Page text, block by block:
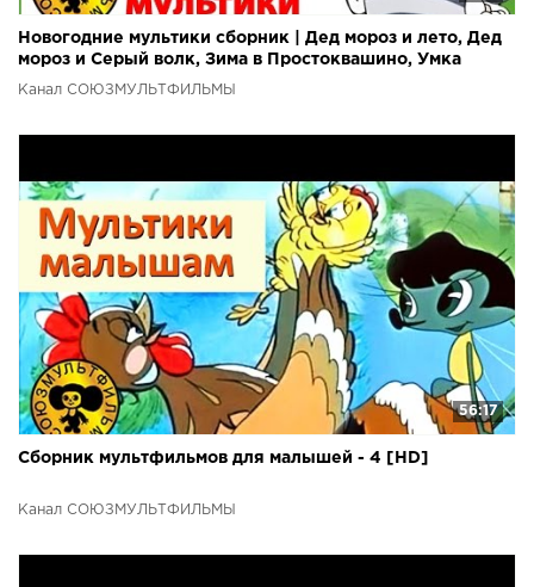
Новогодние мультики сборник | Дед мороз и лето, Дед
мороз и Серый волк, Зима в Простоквашино, Умка
Канал СОЮЗМУЛЬТФИЛЬМЫ
56:17
Сборник мультфильмов для малышей - 4 [HD]
Канал СОЮЗМУЛЬТФИЛЬМЫ